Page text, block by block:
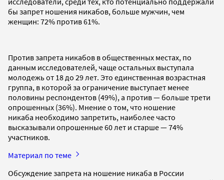
бы запрет ношения никабов, больше мужчин, чем
женщин: 72% против 61%.
Против запрета никабов в общественных местах, по
данным исследователей, чаще остальных выступала
молодежь от 18 до 29 лет. Это единственная возрастная
группа, в которой за ограничение выступает менее
половины респондентов (49%), а против — больше трети
опрошенных (36%). Мнение о том, что ношение
никаба необходимо запретить, наиболее часто
высказывали опрошенные 60 лет и старше — 74%
участников.
Материал по теме
Обсуждение запрета на ношение никаба в России